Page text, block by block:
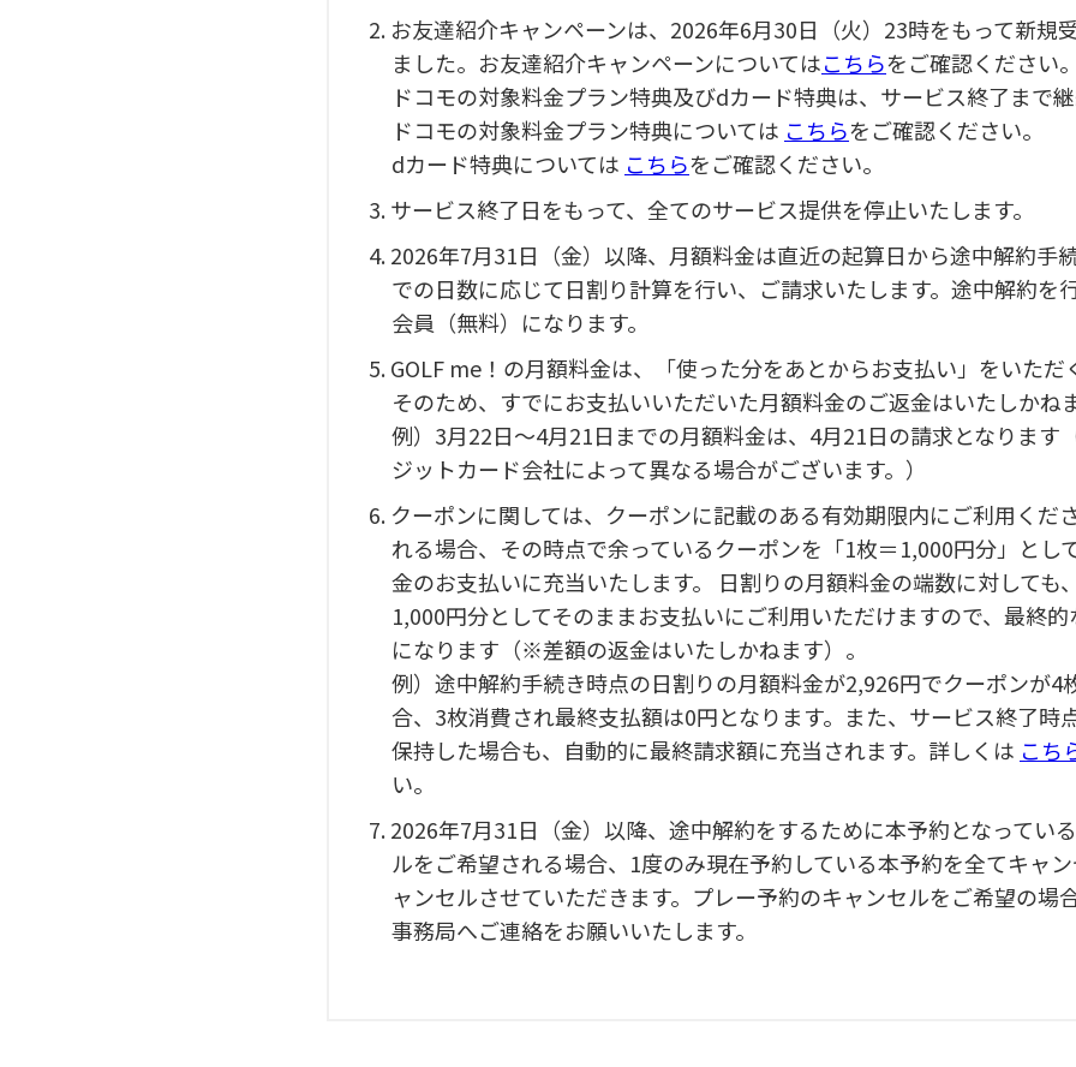
2. お友達紹介キャンペーンは、2026年6月30日（火）23時をもって新規
ました。お友達紹介キャンペーンについてはこちらをご確認ください。
ドコモの対象料金プラン特典及びdカード特典は、サービス終了まで継
ドコモの対象料金プラン特典については こちらをご確認ください。
dカード特典については こちらをご確認ください。
3. サービス終了日をもって、全てのサービス提供を停止いたします。
4. 2026年7月31日（金）以降、月額料金は直近の起算日から途中解約手
での日数に応じて日割り計算を行い、ご請求いたします。途中解約を
会員（無料）になります。
5. GOLF me！の月額料金は、「使った分をあとからお支払い」をいただ
そのため、すでにお支払いいただいた月額料金のご返金はいたしかねま
例）3月22日～4月21日までの月額料金は、4月21日の請求となります
ジットカード会社によって異なる場合がございます。）
6. クーポンに関しては、クーポンに記載のある有効期限内にご利用くだ
れる場合、その時点で余っているクーポンを「1枚＝1,000円分」とし
金のお支払いに充当いたします。 日割りの月額料金の端数に対しても
1,000円分としてそのままお支払いにご利用いただけますので、最終
になります（※差額の返金はいたしかねます）。
例）途中解約手続き時点の日割りの月額料金が2,926円でクーポンが4
合、3枚消費され最終支払額は0円となります。また、サービス終了時
保持した場合も、自動的に最終請求額に充当されます。詳しくは こち
い。
7. 2026年7月31日（金）以降、途中解約をするために本予約となってい
ルをご希望される場合、1度のみ現在予約している本予約を全てキャ
ャンセルさせていただきます。プレー予約のキャンセルをご希望の場
事務局へご連絡をお願いいたします。